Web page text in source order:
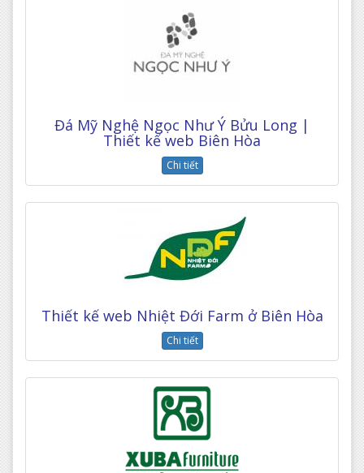
Đá Mỹ Nghệ Ngọc Như Ý Bửu Long |
Thiết kế web Biên Hòa
Chi tiết
Thiết kế web Nhiệt Đới Farm ở Biên Hòa
Chi tiết